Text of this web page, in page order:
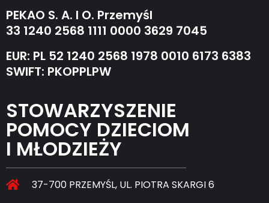
PEKAO S. A. I O. Przemyśl
33 1240 2568 1111 0000 3629 7045
EUR: PL 52 1240 2568 1978 0010 6173 6383
SWIFT: PKOPPLPW
STOWARZYSZENIE
POMOCY DZIECIOM
I MŁODZIEŻY
37-700 PRZEMYŚL, UL. PIOTRA SKARGI 6